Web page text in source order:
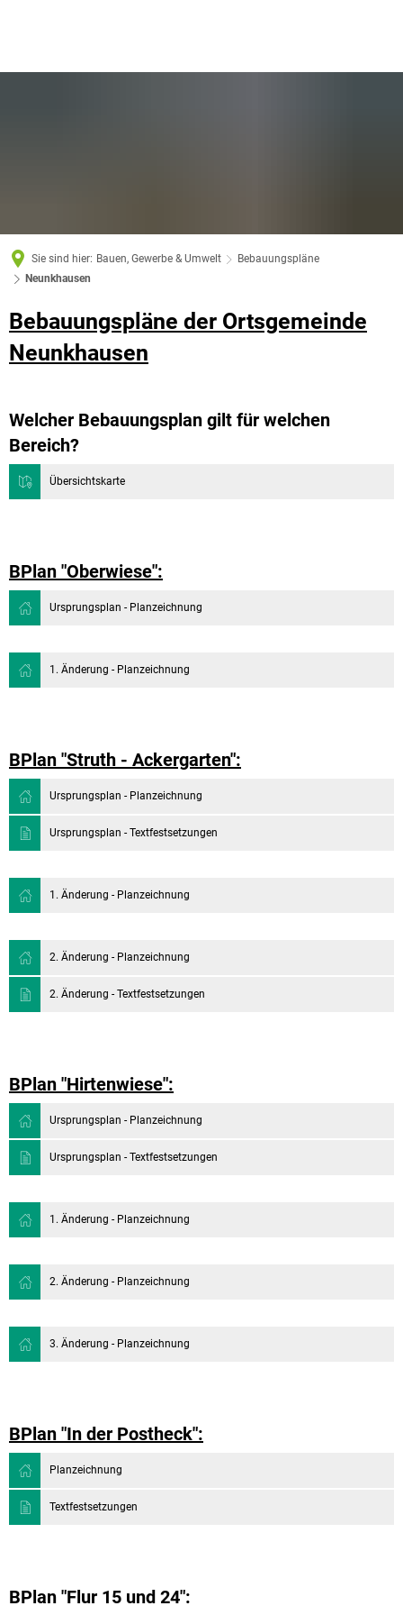
Sie sind hier: Bauen, Gewerbe & Umwelt
Bebauungspläne
Neunkhausen
Bebauungspläne der Ortsgemeinde
Neunkhausen
Welcher Bebauungsplan gilt für welchen
Bereich?
Übersichtskarte
BPlan "Oberwiese":
Ursprungsplan - Planzeichnung
1. Änderung - Planzeichnung
BPlan "Struth - Ackergarten":
Ursprungsplan - Planzeichnung
Ursprungsplan - Textfestsetzungen
1. Änderung - Planzeichnung
2. Änderung - Planzeichnung
2. Änderung - Textfestsetzungen
BPlan "Hirtenwiese":
Ursprungsplan - Planzeichnung
Ursprungsplan - Textfestsetzungen
1. Änderung - Planzeichnung
2. Änderung - Planzeichnung
3. Änderung - Planzeichnung
BPlan "In der Postheck":
Planzeichnung
Textfestsetzungen
BPlan "Flur 15 und 24":